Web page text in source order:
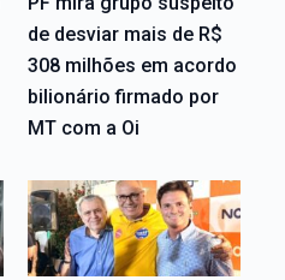
de desviar mais de R$
308 milhões em acordo
bilionário firmado por
MT com a Oi